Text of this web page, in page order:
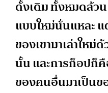
ดั้งเดิม ทั้งหมดล้วน
แบบใหม่นั่นแหละ
ของเขามาเล่าให
นั้น และการก็อปก็
ของคนอื่นมาเป็นข